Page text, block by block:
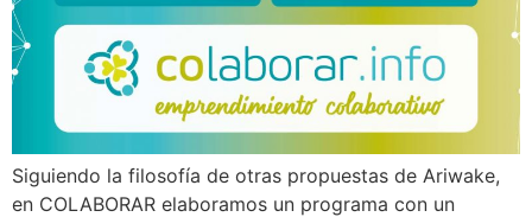
Siguiendo la filosofía de otras propuestas de Ariwake,
en COLABORAR elaboramos un programa con un